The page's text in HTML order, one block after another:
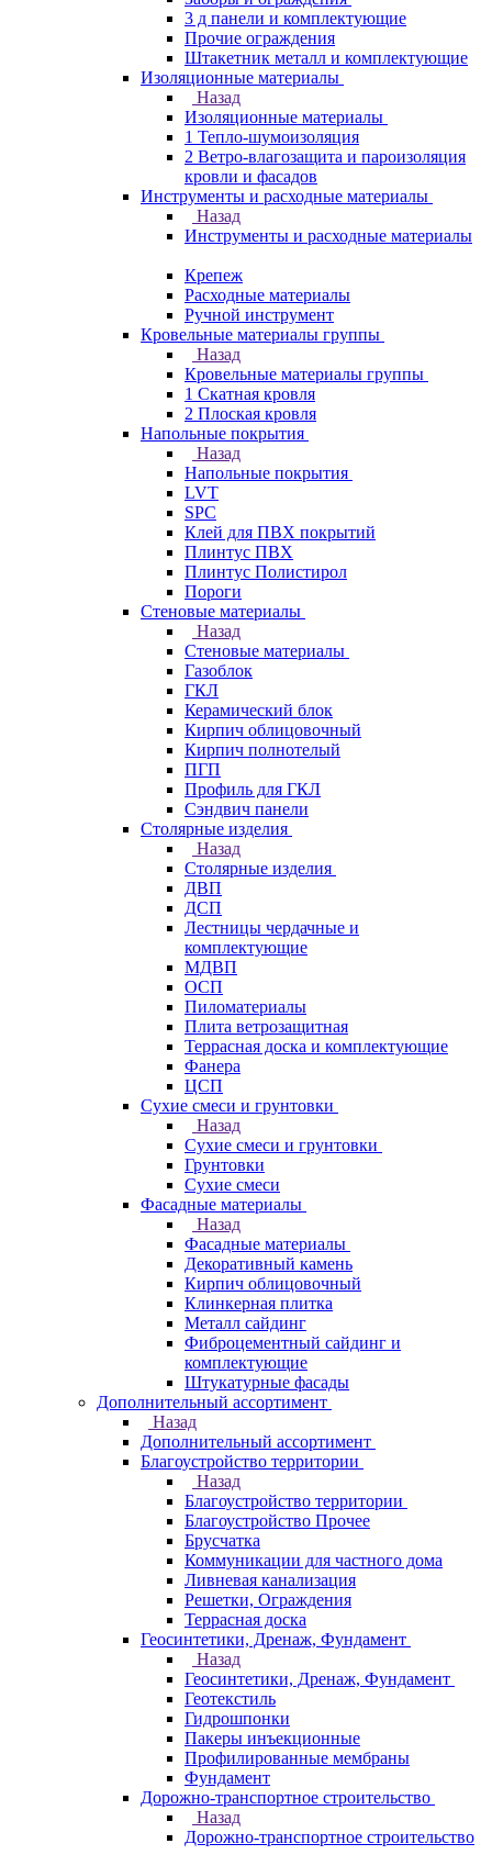
3 д панели и комплектующие
Прочие ограждения
Штакетник металл и комплектующие
Изоляционные материалы
Назад
Изоляционные материалы
1 Тепло-шумоизоляция
2 Ветро-влагозащита и пароизоляция
кровли и фасадов
Инструменты и расходные материалы
Назад
Инструменты и расходные материалы
Крепеж
Расходные материалы
Ручной инструмент
Кровельные материалы группы
Назад
Кровельные материалы группы
1 Скатная кровля
2 Плоская кровля
Напольные покрытия
Назад
Напольные покрытия
LVT
SPC
Клей для ПВХ покрытий
Плинтус ПВХ
Плинтус Полистирол
Пороги
Стеновые материалы
Назад
Стеновые материалы
Газоблок
ГКЛ
Керамический блок
Кирпич облицовочный
Кирпич полнотелый
ПГП
Профиль для ГКЛ
Сэндвич панели
Столярные изделия
Назад
Столярные изделия
ДВП
ДСП
Лестницы чердачные и
комплектующие
МДВП
ОСП
Пиломатериалы
Плита ветрозащитная
Террасная доска и комплектующие
Фанера
ЦСП
Сухие смеси и грунтовки
Назад
Сухие смеси и грунтовки
Грунтовки
Сухие смеси
Фасадные материалы
Назад
Фасадные материалы
Декоративный камень
Кирпич облицовочный
Клинкерная плитка
Металл сайдинг
Фиброцементный сайдинг и
комплектующие
Штукатурные фасады
Дополнительный ассортимент
Назад
Дополнительный ассортимент
Благоустройство территории
Назад
Благоустройство территории
Благоустройство Прочее
Брусчатка
Коммуникации для частного дома
Ливневая канализация
Решетки, Ограждения
Террасная доска
Геосинтетики, Дренаж, Фундамент
Назад
Геосинтетики, Дренаж, Фундамент
Геотекстиль
Гидрошпонки
Пакеры инъекционные
Профилированные мембраны
Фундамент
Дорожно-транспортное строительство
Назад
Дорожно-транспортное строительство